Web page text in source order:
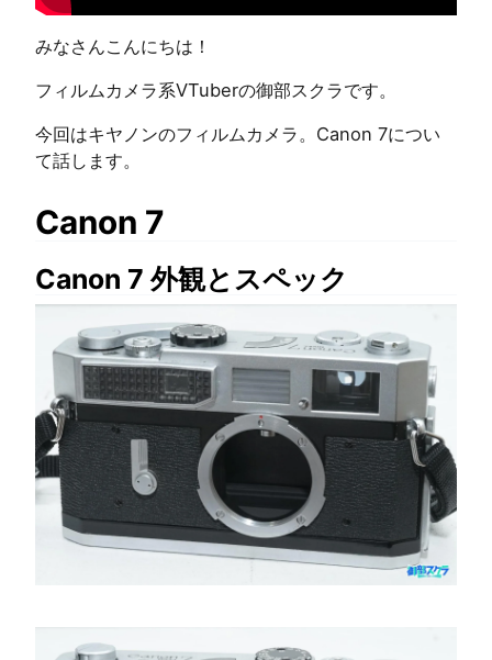
みなさんこんにちは！
フィルムカメラ系VTuberの御部スクラです。
今回はキヤノンのフィルムカメラ。Canon 7につい
て話します。
Canon 7
Canon 7 外観とスペック